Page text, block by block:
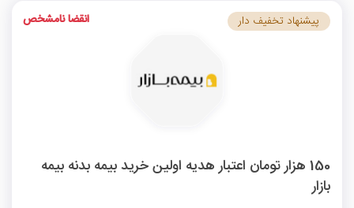
150 هزار تومان اعتبار هدیه اولین خرید بیمه بدنه بیمه
بازار
پیشنهاد تخفیف دار انقضا نامشخص